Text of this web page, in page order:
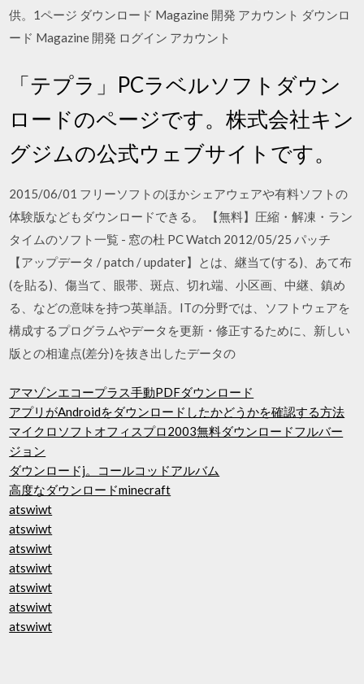
供。1ページ ダウンロード Magazine 開発 アカウント ダウンロ
ード Magazine 開発 ログイン アカウント
「テプラ」PCラベルソフトダウン
ロードのページです。株式会社キン
グジムの公式ウェブサイトです。
2015/06/01 フリーソフトのほかシェアウェアや有料ソフトの
体験版などもダウンロードできる。 【無料】圧縮・解凍・ラン
タイムのソフト一覧 - 窓の杜 PC Watch 2012/05/25 パッチ
【アップデータ / patch / updater】とは、継当て(する)、あて布
(を貼る)、傷当て、眼帯、斑点、切れ端、小区画、中継、鎮め
る、などの意味を持つ英単語。ITの分野では、ソフトウェアを
構成するプログラムやデータを更新・修正するために、新しい
版との相違点(差分)を抜き出したデータの
アマゾンエコープラス手動PDFダウンロード
アプリがAndroidをダウンロードしたかどうかを確認する方法
マイクロソフトオフィスプロ2003無料ダウンロードフルバー
ジョン
ダウンロードj。コールコッドアルバム
高度なダウンロードminecraft
atswiwt
atswiwt
atswiwt
atswiwt
atswiwt
atswiwt
atswiwt